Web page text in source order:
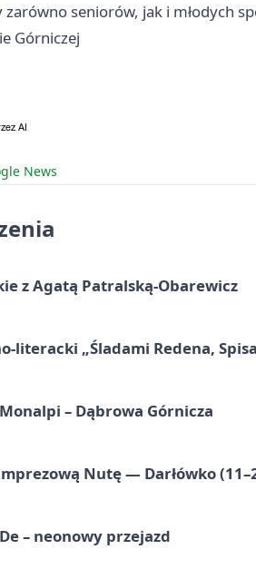
seniorów, jak i młodych
Górniczej
News
z Agatą Patralską-Obarewicz
literacki „Śladami Redena,
– Dąbrowa Górnicza
Nutę — Darłówko
– neonowy przejazd